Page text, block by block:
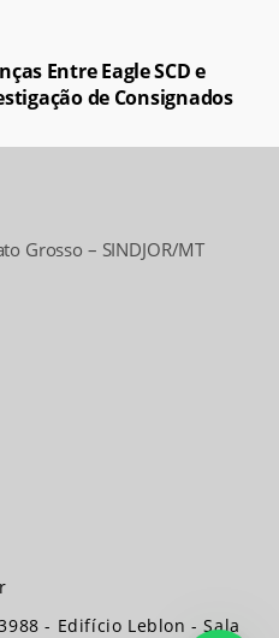
Entre Eagle SCD e
de Consignados
Grosso – SINDJOR/MT
- Edifício Leblon - Sala